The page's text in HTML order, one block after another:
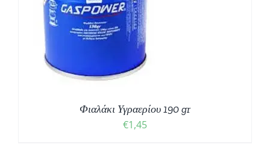
Φιαλάκι Υγραερίου 190 gr
€1,45